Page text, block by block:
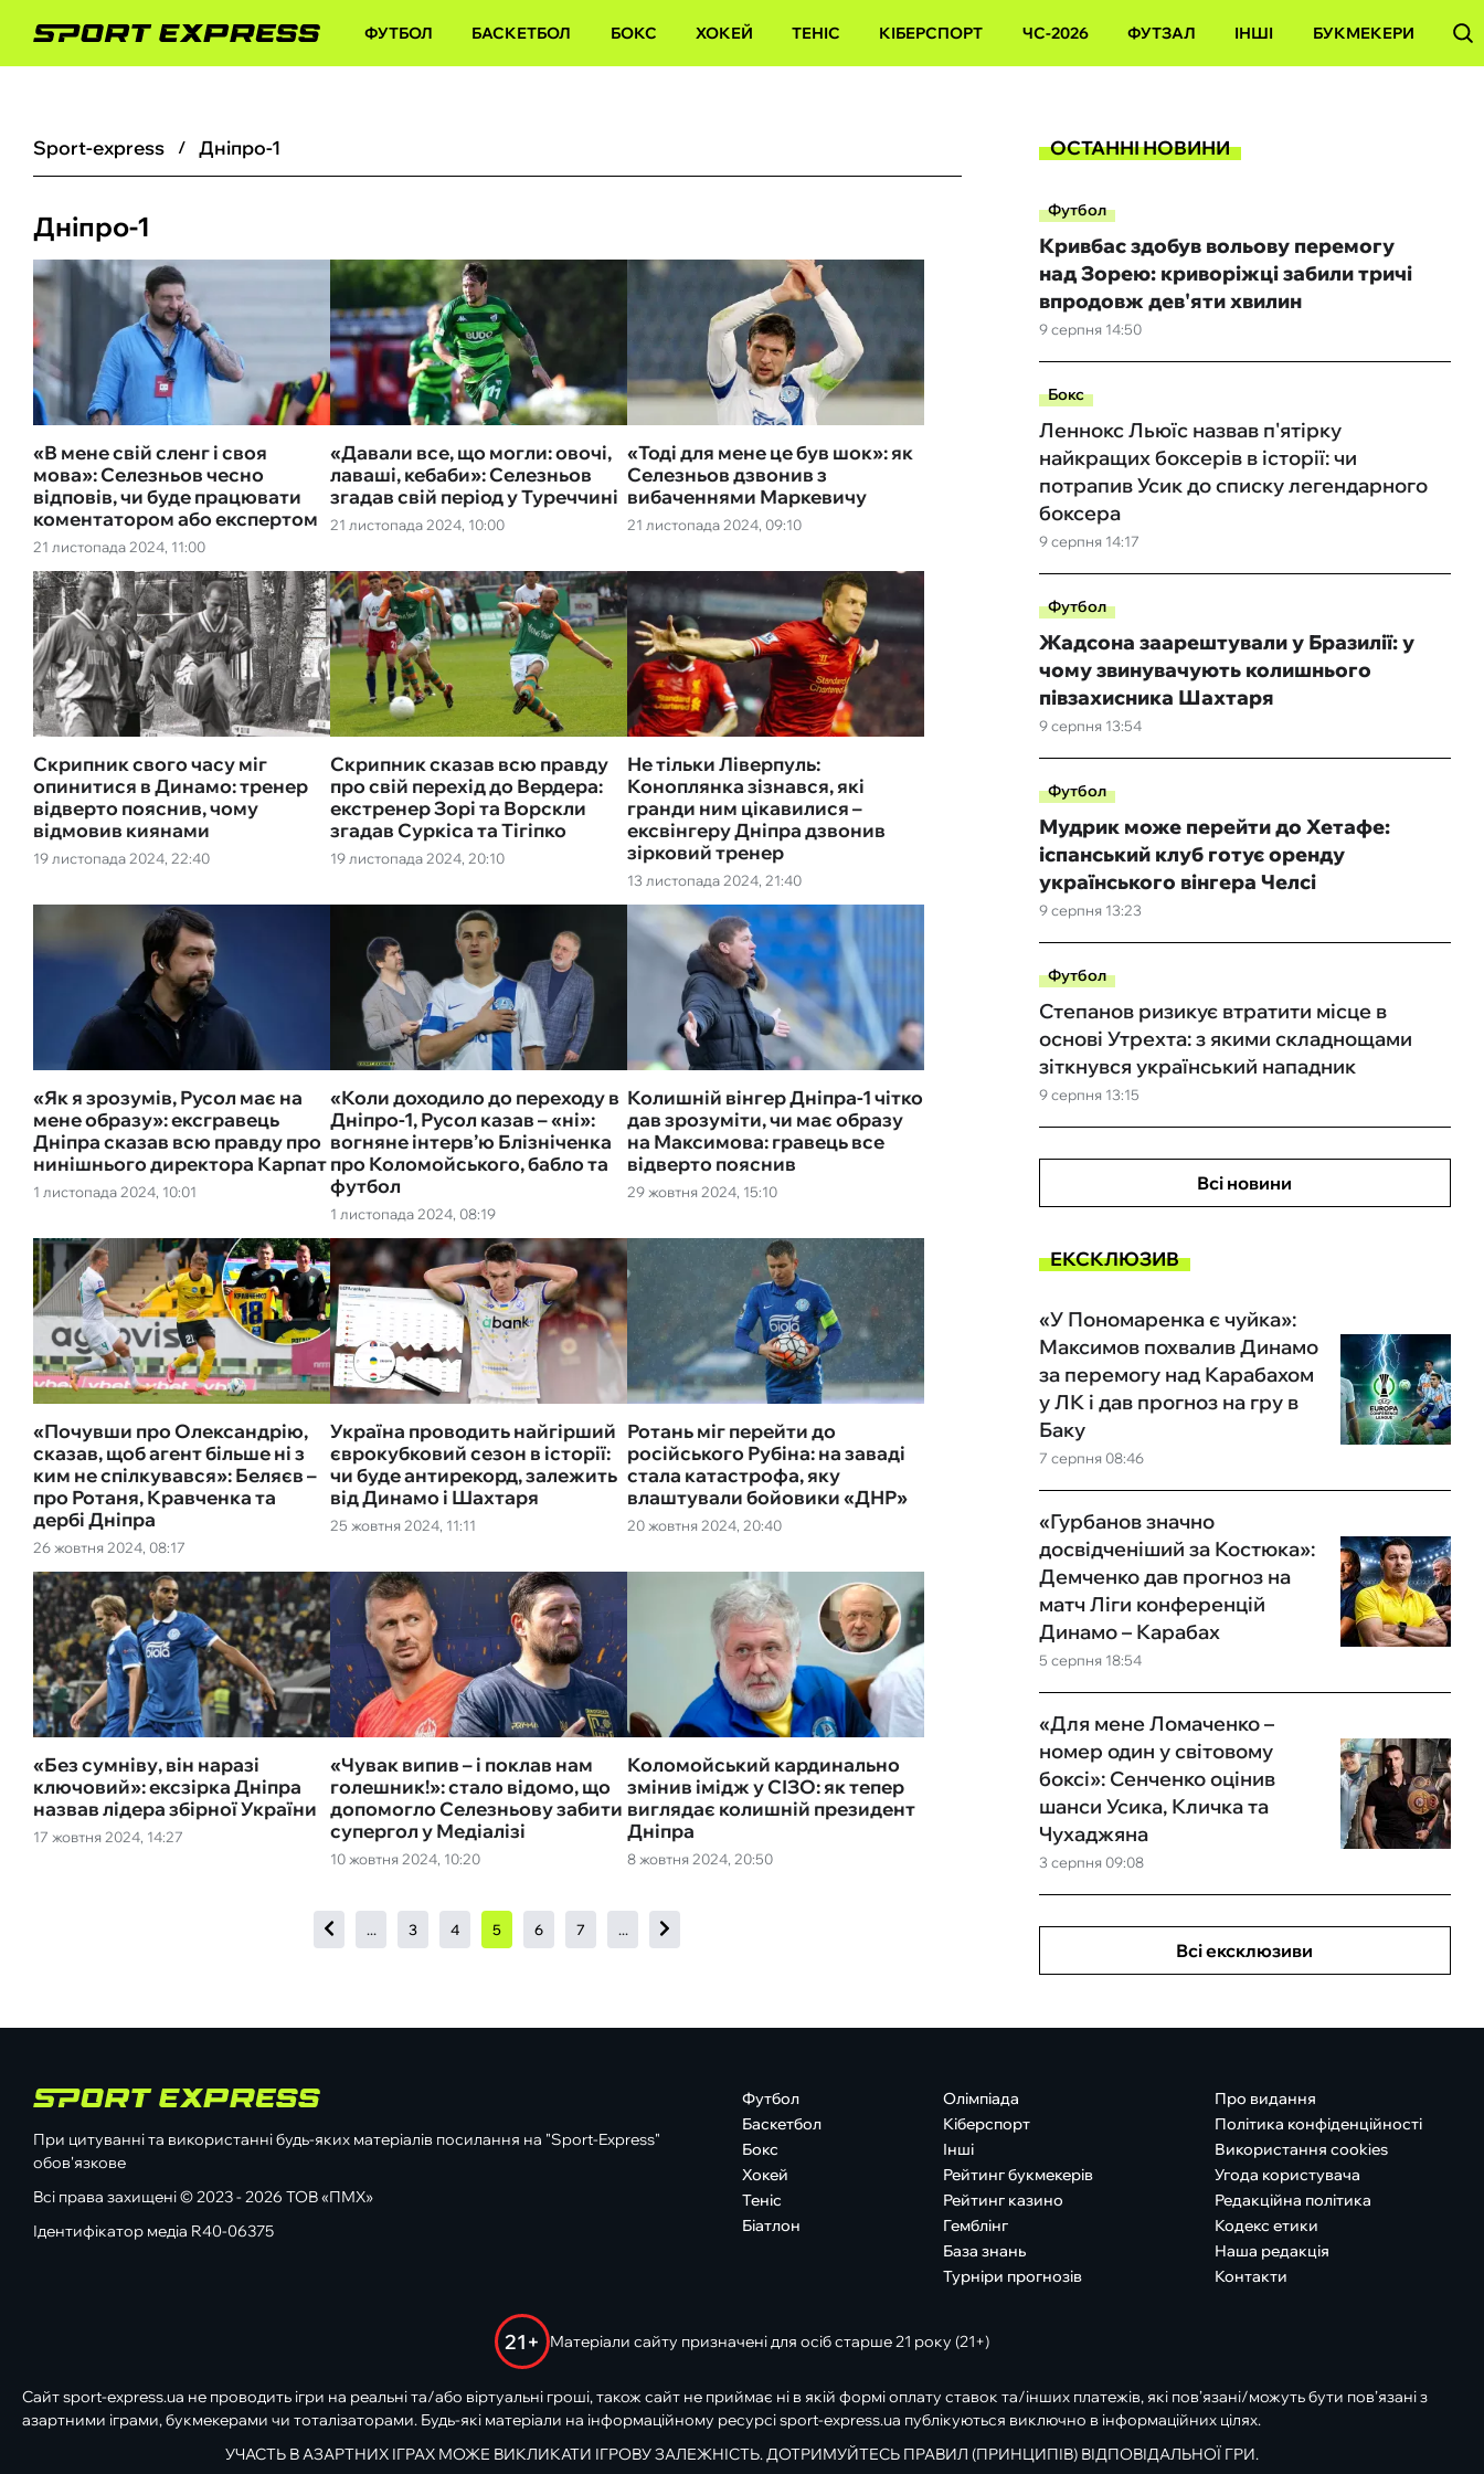
ФУТБОЛ БАСКЕТБОЛ БОКС ХОКЕЙ ТЕНІС КІБЕРСПОРТ ЧС-2026 ФУТЗАЛ ІНШІ БУКМЕКЕРИ
sport-express Дніпро-1
Дніпро-1
21 листопада 2024, 11:00
«В мене свій сленг і своя
мова»: Селезньов чесно
відповів, чи буде працювати
коментатором або експертом
21 листопада 2024, 10:00
«Давали все, що могли: овочі,
лаваші, кебаби»: Селезньов
згадав свій період у Туреччині
21 листопада 2024, 09:10
«Тоді для мене це був шок»: як
Селезньов дзвонив з
вибаченнями Маркевичу
19 листопада 2024, 22:40
Скрипник свого часу міг
опинитися в Динамо: тренер
відверто пояснив, чому
відмовив киянами
19 листопада 2024, 20:10
Скрипник сказав всю правду
про свій перехід до Вердера:
екстренер Зорі та Ворскли
згадав Суркіса та Тігіпко
13 листопада 2024, 21:40
Не тільки Ліверпуль:
Коноплянка зізнався, які
гранди ним цікавилися –
ексвінгеру Дніпра дзвонив
зірковий тренер
1 листопада 2024, 10:01
«Як я зрозумів, Русол має на
мене образу»: ексгравець
Дніпра сказав всю правду про
нинішнього директора Карпат
1 листопада 2024, 08:19
«Коли доходило до переходу в
Дніпро-1, Русол казав – «ні»:
вогняне інтерв’ю Блізніченка
про Коломойського, бабло та
футбол
29 жовтня 2024, 15:10
Колишній вінгер Дніпра-1 чітко
дав зрозуміти, чи має образу
на Максимова: гравець все
відверто пояснив
26 жовтня 2024, 08:17
«Почувши про Олександрію,
сказав, щоб агент більше ні з
ким не спілкувався»: Беляєв –
про Ротаня, Кравченка та
дербі Дніпра
25 жовтня 2024, 11:11
Україна проводить найгірший
єврокубковий сезон в історії:
чи буде антирекорд, залежить
від Динамо і Шахтаря
20 жовтня 2024, 20:40
Ротань міг перейти до
російського Рубіна: на заваді
стала катастрофа, яку
влаштували бойовики «‎ДНР»
17 жовтня 2024, 14:27
«‎Без сумніву, він наразі
ключовий»: ексзірка Дніпра
назвав лідера збірної України
10 жовтня 2024, 10:20
«Чувак випив – і поклав нам
голешник!»: стало відомо, що
допомогло Селезньову забити
супергол у Медіалізі
8 жовтня 2024, 20:50
Коломойський кардинально
змінив імідж у СІЗО: як тепер
виглядає колишній президент
Дніпра
... 3 4 5 6 7 ...
ОСТАННІ НОВИНИ
Футбол
9 серпня 14:50
Кривбас здобув вольову перемогу
над Зорею: криворіжці забили тричі
впродовж дев'яти хвилин
Бокс
9 серпня 14:17
Леннокс Льюїс назвав п'ятірку
найкращих боксерів в історії: чи
потрапив Усик до списку легендарного
боксера
Футбол
9 серпня 13:54
Жадсона заарештували у Бразилії: у
чому звинувачують колишнього
півзахисника Шахтаря
Футбол
9 серпня 13:23
Мудрик може перейти до Хетафе:
іспанський клуб готує оренду
українського вінгера Челсі
Футбол
9 серпня 13:15
Степанов ризикує втратити місце в
основі Утрехта: з якими складнощами
зіткнувся український нападник
Всі новини
ЕКСКЛЮЗИВ
7 серпня 08:46
«У Пономаренка є чуйка»:
Максимов похвалив Динамо
за перемогу над Карабахом
у ЛК і дав прогноз на гру в
Баку
5 серпня 18:54
«Гурбанов значно
досвідченіший за Костюка»:
Демченко дав прогноз на
матч Ліги конференцій
Динамо – Карабах
3 серпня 09:08
«Для мене Ломаченко –
номер один у світовому
боксі»: Сенченко оцінив
шанси Усика, Кличка та
Чухаджяна
Всі ексклюзиви
При цитуванні та використанні будь-яких матеріалів посилання на "Sport-Express"
обов'язкове
Всі права захищені © 2023 - 2026 ТОВ «ПМХ»
Ідентифікатор медіа R40-06375
Футбол
Баскетбол
Бокс
Хокей
Теніс
Біатлон
Олімпіада
Кіберспорт
Інші
Рейтинг букмекерів
Рейтинг казино
Гемблінг
База знань
Турніри прогнозів
Про видання
Політика конфіденційності
Використання cookies
Угода користувача
Редакційна політика
Кодекс етики
Наша редакція
Контакти
21+ Матеріали сайту призначені для осіб старше 21 року (21+)
Сайт sport-express.ua не проводить ігри на реальні та/або віртуальні гроші, також сайт не приймає ні в якій формі оплату ставок та/інших платежів, які пов’язані/можуть бути пов’язані з
азартними іграми, букмекерами чи тоталізаторами. Будь-які матеріали на інформаційному ресурсі sport-express.ua публікуються виключно в інформаційних цілях.
УЧАСТЬ В АЗАРТНИХ ІГРАХ МОЖЕ ВИКЛИКАТИ ІГРОВУ ЗАЛЕЖНІСТЬ. ДОТРИМУЙТЕСЬ ПРАВИЛ (ПРИНЦИПІВ) ВІДПОВІДАЛЬНОЇ ГРИ.